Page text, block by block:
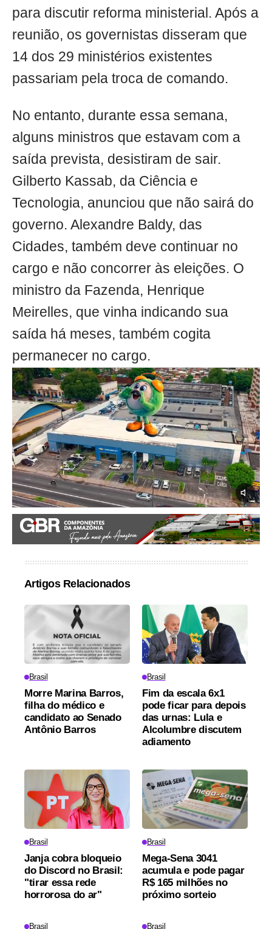
para discutir reforma ministerial. Após a
reunião, os governistas disseram que
14 dos 29 ministérios existentes
passariam pela troca de comando.
No entanto, durante essa semana,
alguns ministros que estavam com a
saída prevista, desistiram de sair.
Gilberto Kassab, da Ciência e
Tecnologia, anunciou que não sairá do
governo. Alexandre Baldy, das
Cidades, também deve continuar no
cargo e não concorrer às eleições. O
ministro da Fazenda, Henrique
Meirelles, que vinha indicando sua
saída há meses, também cogita
permanecer no cargo.
Artigos Relacionados
Brasil
Morre Marina Barros,
filha do médico e
candidato ao Senado
Antônio Barros
Brasil
Fim da escala 6x1
pode ficar para depois
das urnas: Lula e
Alcolumbre discutem
adiamento
Brasil
Janja cobra bloqueio
do Discord no Brasil:
"tirar essa rede
horrorosa do ar"
Brasil
Mega-Sena 3041
acumula e pode pagar
R$ 165 milhões no
próximo sorteio
Brasil Brasil